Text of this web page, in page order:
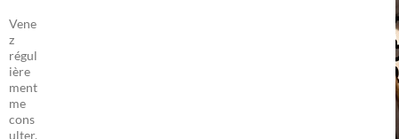
Vene
z
régul
ière
ment
me
cons
ulter,